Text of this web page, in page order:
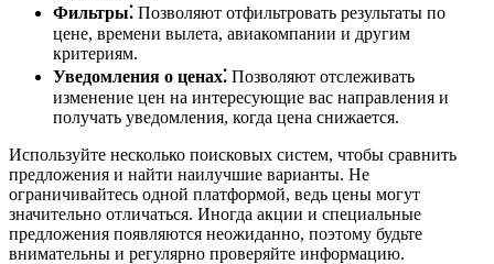
Фильтры⁚ Позволяют отфильтровать результаты по
цене, времени вылета, авиакомпании и другим
критериям.
Уведомления о ценах⁚ Позволяют отслеживать
изменение цен на интересующие вас направления и
получать уведомления, когда цена снижается.
Используйте несколько поисковых систем, чтобы сравнить
предложения и найти наилучшие варианты. Не
ограничивайтесь одной платформой, ведь цены могут
значительно отличаться. Иногда акции и специальные
предложения появляются неожиданно, поэтому будьте
внимательны и регулярно проверяйте информацию.